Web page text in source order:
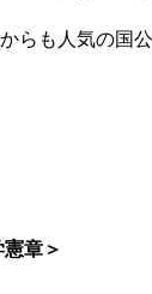
らも人気の国公
章＞